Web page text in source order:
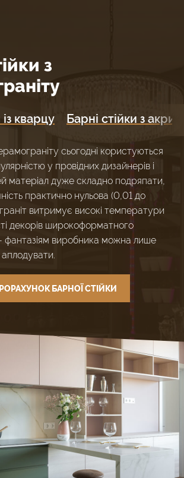
з
кварцу Барні стійки з
сьогодні користуються
у провідних дизайнерів і
матеріал дуже складно подряпати,
практично нульова (0,01 до
витримує високі температури
декорів широкоформатного
фантазіям виробника можна лише
БАРНОЇ СТІЙКИ